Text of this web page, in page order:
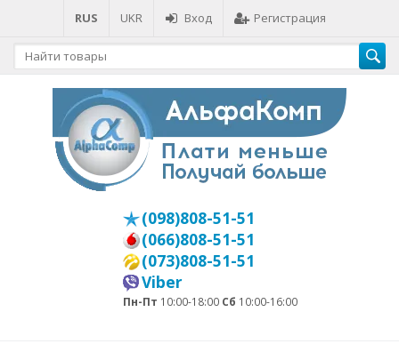
RUS UKR Вход Регистрация
(098)808-51-51
(066)808-51-51
(073)808-51-51
Viber
Пн-Пт 10:00-18:00 Сб 10:00-16:00